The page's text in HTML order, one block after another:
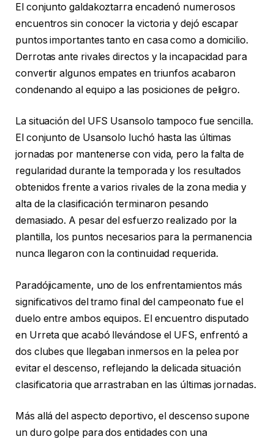
El conjunto galdakoztarra encadenó numerosos
encuentros sin conocer la victoria y dejó escapar
puntos importantes tanto en casa como a domicilio.
Derrotas ante rivales directos y la incapacidad para
convertir algunos empates en triunfos acabaron
condenando al equipo a las posiciones de peligro.
La situación del UFS Usansolo tampoco fue sencilla.
El conjunto de Usansolo luchó hasta las últimas
jornadas por mantenerse con vida, pero la falta de
regularidad durante la temporada y los resultados
obtenidos frente a varios rivales de la zona media y
alta de la clasificación terminaron pesando
demasiado. A pesar del esfuerzo realizado por la
plantilla, los puntos necesarios para la permanencia
nunca llegaron con la continuidad requerida.
Paradójicamente, uno de los enfrentamientos más
significativos del tramo final del campeonato fue el
duelo entre ambos equipos. El encuentro disputado
en Urreta que acabó llevándose el UFS, enfrentó a
dos clubes que llegaban inmersos en la pelea por
evitar el descenso, reflejando la delicada situación
clasificatoria que arrastraban en las últimas jornadas.
Más allá del aspecto deportivo, el descenso supone
un duro golpe para dos entidades con una